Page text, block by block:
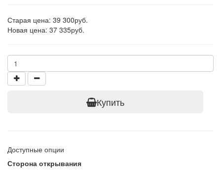
Старая цена: 39 300руб.
Новая цена: 37 335руб.
Купить
Доступные опции
Сторона открывания